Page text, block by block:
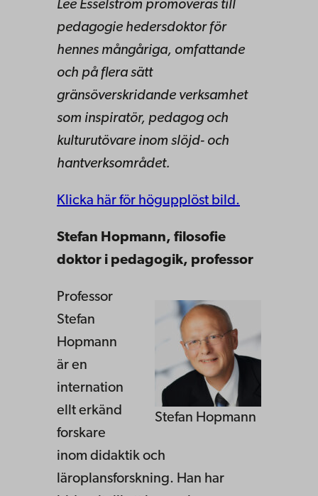
Lee Esselström promoveras till
pedagogie hedersdoktor för
hennes mångåriga, omfattande
och på flera sätt
gränsöverskridande verksamhet
som inspiratör, pedagog och
kulturutövare inom slöjd- och
hantverksområdet.
Klicka här för högupplöst bild.
Stefan Hopmann, filosofie
doktor i pedagogik, professor
Stefan Hopmann
Professor
Stefan
Hopmann
är en
internation
ellt erkänd
forskare
inom didaktik och
läroplansforskning. Han har